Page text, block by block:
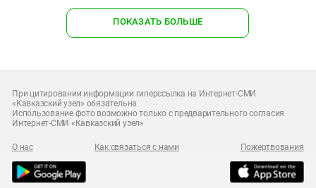
ПОКАЗАТЬ БОЛЬШЕ
При цитировании информации гиперссылка на Интернет-СМИ
«Кавказский узел» обязательна
Использование фото возможно только с предварительного согласия
Интернет-СМИ «Кавказский узел»
О нас Как связаться с нами Пожертвования